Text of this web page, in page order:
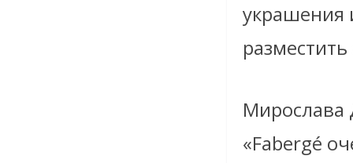
украшения
Мирослава
«Fabergé